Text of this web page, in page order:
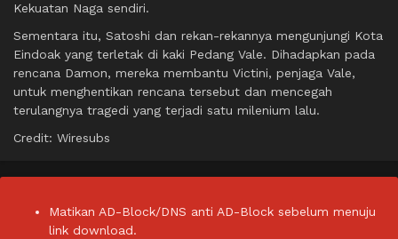
Kekuatan Naga sendiri.
Sementara itu, Satoshi dan rekan-rekannya mengunjungi Kota
Eindoak yang terletak di kaki Pedang Vale. Dihadapkan pada
rencana Damon, mereka membantu Victini, penjaga Vale,
untuk menghentikan rencana tersebut dan mencegah
terulangnya tragedi yang terjadi satu milenium lalu.
Credit: Wiresubs
Matikan AD-Block/DNS anti AD-Block sebelum menuju
link download.